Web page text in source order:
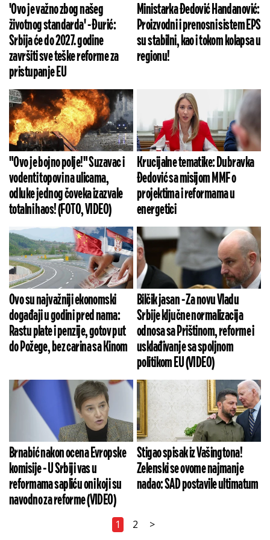
'Ovo je važno zbog našeg
životnog standarda' - Đurić:
Srbija će do 2027. godine
završiti sve teške reforme za
pristupanje EU
Ministarka Đedović Handanović:
Proizvodni i prenosni sistem EPS
su stabilni, kao i tokom kolapsa u
regionu!
"Ovo je bojno polje!" Suzavac i
vodenti topovi na ulicama,
odluke jednog čoveka izazvale
totalni haos! (FOTO, VIDEO)
Krucijalne tematike: Dubravka
Đedović sa misijom MMF o
projektima i reformama u
energetici
Ovo su najvažniji ekonomski
događaji u godini pred nama:
Rastu plate i penzije, gotov put
do Požege, bez carina sa Kinom
Bilčik jasan - Za novu Vladu
Srbije ključne normalizacija
odnosa sa Prištinom, reforme i
usklađivanje sa spoljnom
politikom EU (VIDEO)
Brnabić nakon ocena Evropske
komisije - U Srbiji vas u
reformama sapliću oni koji su
navodno za reforme (VIDEO)
Stigao spisak iz Vašingtona!
Zelenski se ovome najmanje
nadao: SAD postavile ultimatum
1 2 >